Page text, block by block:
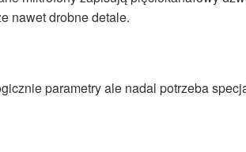
nawet drobne detale.
parametry ale nadal potrzeba